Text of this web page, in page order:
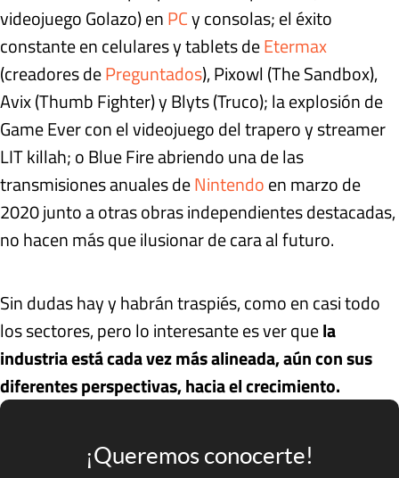
videojuego Golazo) enPCy consolas; el éxito
constante en celulares y tablets deEtermax
(creadores dePreguntados), Pixowl (The Sandbox),
Avix (Thumb Fighter) y Blyts (Truco); la explosión de
Game Ever con el videojuego del trapero y streamer
LIT killah; o Blue Fire abriendo una de las
transmisiones anuales deNintendoen marzo de
2020 junto a otras obras independientes destacadas,
no hacen más que ilusionar de cara al futuro.
Sin dudas hay y habrán traspiés, como en casi todo
los sectores, pero lo interesante es ver quela
industria está cada vez más alineada, aún con sus
diferentes perspectivas, hacia el crecimiento.
¡Queremos conocerte!